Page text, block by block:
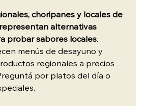
choripanes y locales de
alternativas
probar sabores locales.
menús de desayuno y
regionales a precios
por platos del día o